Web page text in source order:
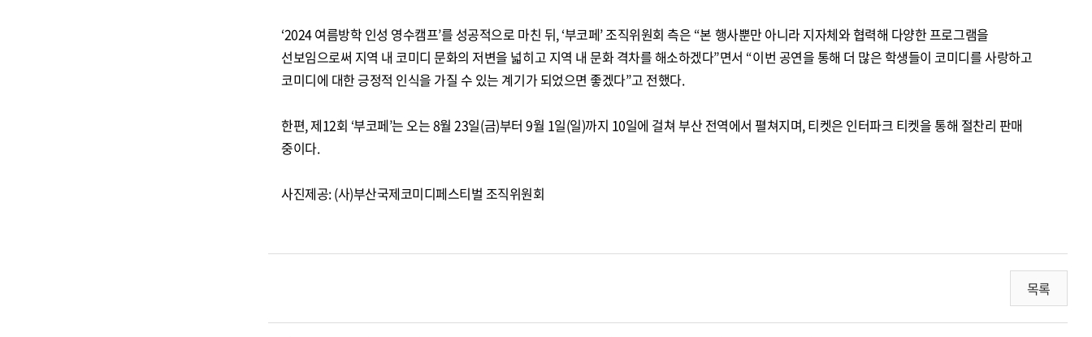
‘2024 여름방학 인성 영수캠프’를 성공적으로 마친 뒤, ‘부코페’ 조직위원회 측은 “본 행사뿐만 아니라 지자체와 협력해 다양한 프로그램을
선보임으로써 지역 내 코미디 문화의 저변을 넓히고 지역 내 문화 격차를 해소하겠다”면서 “이번 공연을 통해 더 많은 학생들이 코미디를 사랑하고
코미디에 대한 긍정적 인식을 가질 수 있는 계기가 되었으면 좋겠다”고 전했다.
한편, 제12회 ‘부코페’는 오는 8월 23일(금)부터 9월 1일(일)까지 10일에 걸쳐 부산 전역에서 펼쳐지며, 티켓은 인터파크 티켓을 통해 절찬리 판매
중이다.
사진제공: (사)부산국제코미디페스티벌 조직위원회
목록